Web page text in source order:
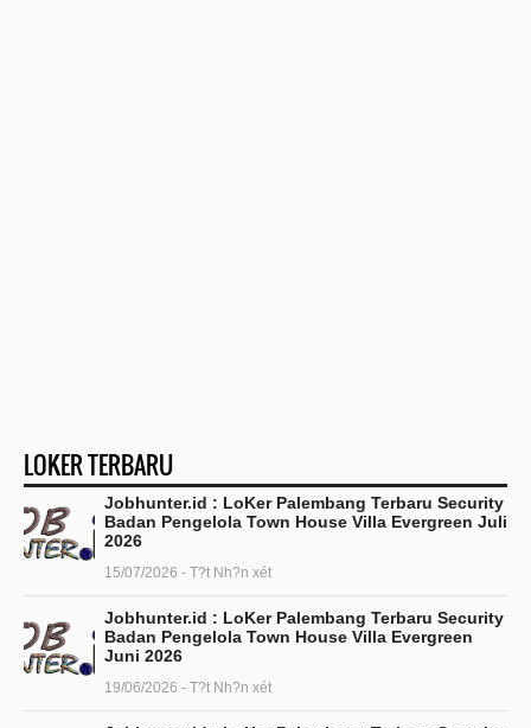
LOKER TERBARU
Jobhunter.id : LoKer Palembang Terbaru Security
Badan Pengelola Town House Villa Evergreen Juli
2026
15/07/2026 - T?t Nh?n xét
Jobhunter.id : LoKer Palembang Terbaru Security
Badan Pengelola Town House Villa Evergreen
Juni 2026
19/06/2026 - T?t Nh?n xét